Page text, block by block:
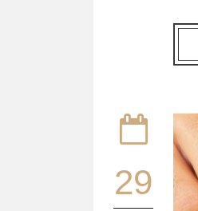
29